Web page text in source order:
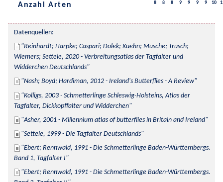
Anzahl Arten 8 8 8 9 9 9 9 10
Datenquellen:
Reinhardt; Harpke; Caspari; Dolek; Kuehn; Musche; Trusch;
Wiemers; Settele, 2020 - Verbreitungsatlas der Tagfalter und
Widderchen Deutschlands
Nash; Boyd; Hardiman, 2012 - Ireland's Butterflies - A Review
Kolligs, 2003 - Schmetterlinge Schleswig-Holsteins, Atlas der
Tagfalter, Dickkopffalter und Widderchen
Asher, 2001 - Millennium atlas of butterflies in Britain and Ireland
Settele, 1999 - Die Tagfalter Deutschlands
Ebert; Rennwald, 1991 - Die Schmetterlinge Baden-Württembergs.
Band 1, Tagfalter I
Ebert; Rennwald, 1991 - Die Schmetterlinge Baden-Württembergs.